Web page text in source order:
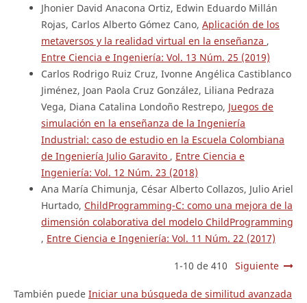
Jhonier David Anacona Ortiz, Edwin Eduardo Millán
Rojas, Carlos Alberto Gómez Cano, Aplicación de los
metaversos y la realidad virtual en la enseñanza ,
Entre Ciencia e Ingeniería: Vol. 13 Núm. 25 (2019)
Carlos Rodrigo Ruiz Cruz, Ivonne Angélica Castiblanco
Jiménez, Joan Paola Cruz González, Liliana Pedraza
Vega, Diana Catalina Londoño Restrepo, Juegos de
simulación en la enseñanza de la Ingeniería
Industrial: caso de estudio en la Escuela Colombiana
de Ingeniería Julio Garavito , Entre Ciencia e
Ingeniería: Vol. 12 Núm. 23 (2018)
Ana María Chimunja, César Alberto Collazos, Julio Ariel
Hurtado, ChildProgramming-C: como una mejora de la
dimensión colaborativa del modelo ChildProgramming
, Entre Ciencia e Ingeniería: Vol. 11 Núm. 22 (2017)
1-10 de 410 Siguiente
También puede Iniciar una búsqueda de similitud avanzada